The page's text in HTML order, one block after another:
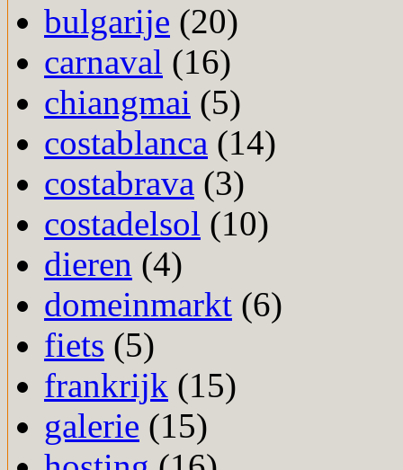
bulgarije (20)
carnaval (16)
chiangmai (5)
costablanca (14)
costabrava (3)
costadelsol (10)
dieren (4)
domeinmarkt (6)
fiets (5)
frankrijk (15)
galerie (15)